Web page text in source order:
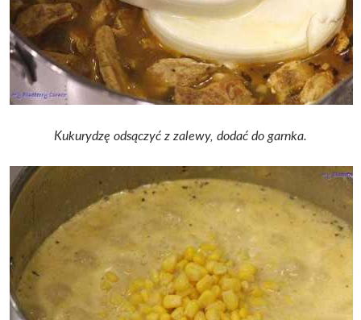
Kukurydzę odsączyć z zalewy, dodać do garnka.